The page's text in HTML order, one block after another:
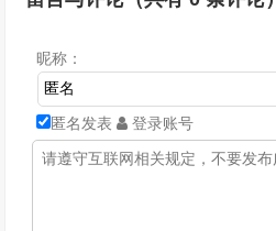
昵称：
匿名发表 登录账号